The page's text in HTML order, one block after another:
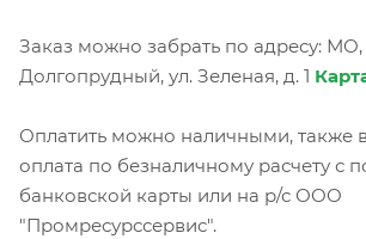
Заказ можно забрать по адресу: МО,
Долгопрудный, ул. Зеленая, д. 1
Оплатить можно наличными, также
оплата по безналичному расчету с
банковской карты или на р/с ООО
"Промресурссервис".